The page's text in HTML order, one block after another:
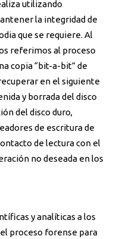
utilizando
la integridad de
que se requiere. Al
referimos al proceso
copia “bit-a-bit” de
en el siguiente
y borrada del disco
del disco duro,
de escritura de
de lectura con el
no deseada en los
y analíticas a los
proceso forense para